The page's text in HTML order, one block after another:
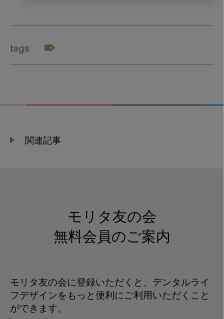
tags
関連記事
モリタ友の会
無料会員のご案内
モリタ友の会に登録いただくと、デンタルライ
フデザインをもっと便利にご利用いただくこと
ができます。